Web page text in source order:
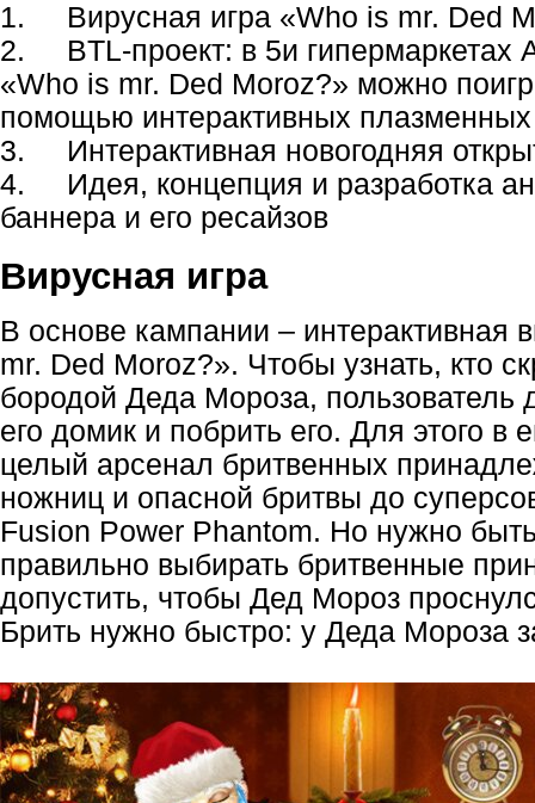
1.
Вирусная игра «Who is mr. Ded
2.
BTL-проект: в 5и
«Who is mr. Ded Moroz?» можно
помощью интерактивных
3.
Интерактивная новогодняя
4. Идея, концепция и разработка
баннера и его ресайзов
Вирусная игра
В основе кампании – интерактивная
mr. Ded Moroz?». Чтобы узнать, кто
бородой Деда Мороза, пользователь
его домик и побрить его. Для этого в
целый арсенал бритвенных
ножниц и опасной бритвы до
Fusion Power Phantom. Но нужно
правильно выбирать бритвенные
допустить, чтобы Дед Мороз
Брить нужно быстро: у Деда Мороза